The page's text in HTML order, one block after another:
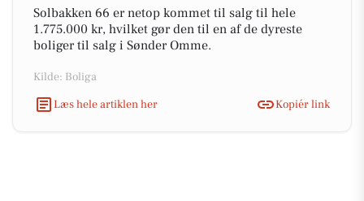
Solbakken 66 er netop kommet til salg til hele
1.775.000 kr, hvilket gør den til en af de dyreste
boliger til salg i Sønder Omme.
Kilde: Boliga
Læs hele artiklen her
Kopiér link